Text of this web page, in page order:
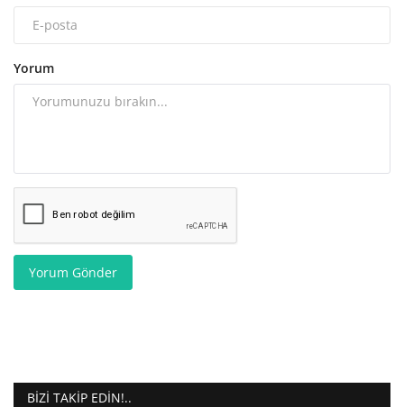
Yorum
Yorum Gönder
BIZI TAKIP EDIN!..